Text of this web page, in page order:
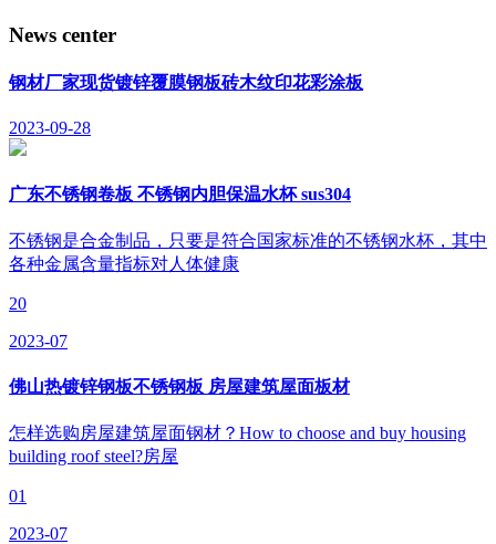
News center
钢材厂家现货镀锌覆膜钢板砖木纹印花彩涂板
2023-09-28
广东不锈钢卷板 不锈钢内胆保温水杯 sus304
不锈钢是合金制品，只要是符合国家标准的不锈钢水杯，其中
各种金属含量指标对人体健康
20
2023-07
佛山热镀锌钢板不锈钢板 房屋建筑屋面板材
怎样选购房屋建筑屋面钢材？How to choose and buy housing
building roof steel?房屋
01
2023-07